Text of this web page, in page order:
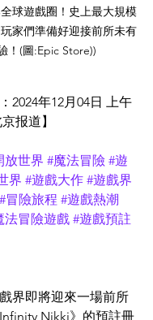
球遊戲圈！史上最大規模
家們準備好迎接前所未有
！(圖:Epic Store))
2024年12月04日 上午
报道】
放世界 #魔法冒險 #遊
界 #遊戲大作 #遊戲界
#冒險旅程 #遊戲熱潮
法冒險遊戲 #遊戲預註
界即將迎來一場前所
Nikki》的預註冊